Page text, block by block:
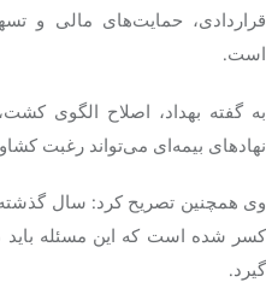
قراردادی، حمایت‌های مالی و
است.
به گفته بهداد، اصلاح الگوی
نهادهای بیمه‌ای می‌تواند رغبت
وی همچنین تصریح کرد: سال
کسر شده است که این مسئله باید
گیرد.